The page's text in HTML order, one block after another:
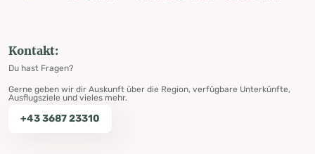
Kontakt:
Du hast Fragen?
Gerne geben wir dir Auskunft über die Region, verfügbare Unterkünfte,
Ausflugsziele und vieles mehr.
+43 3687 23310